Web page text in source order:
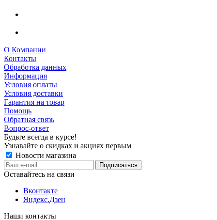
О Компании
Контакты
Обработка данных
Информация
Условия оплаты
Условия доставки
Гарантия на товар
Помощь
Обратная связь
Вопрос-ответ
Будьте всегда в курсе!
Узнавайте о скидках и акциях первым
Новости магазина
Оставайтесь на связи
Вконтакте
Яндекс.Дзен
Наши контакты